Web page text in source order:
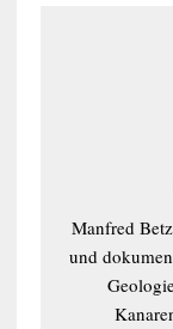
Manfred
und